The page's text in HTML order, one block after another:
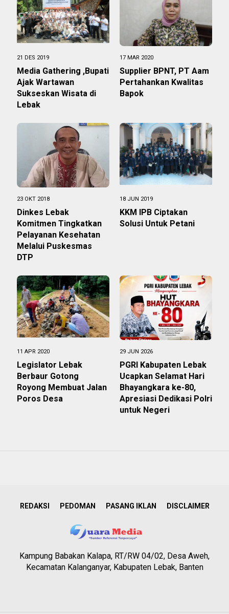
21 DES 2019
Media Gathering ,Bupati
Ajak Wartawan
Sukseskan Wisata di
Lebak
17 MAR 2020
Supplier BPNT, PT Aam
Pertahankan Kwalitas
Bapok
23 OKT 2018
Dinkes Lebak
Komitmen Tingkatkan
Pelayanan Kesehatan
Melalui Puskesmas
DTP
18 JUN 2019
KKM IPB Ciptakan
Solusi Untuk Petani
11 APR 2020
Legislator Lebak
Berbaur Gotong
Royong Membuat Jalan
Poros Desa
29 JUN 2026
PGRI Kabupaten Lebak
Ucapkan Selamat Hari
Bhayangkara ke-80,
Apresiasi Dedikasi Polri
untuk Negeri
REDAKSI PEDOMAN PASANG IKLAN DISCLAIMER
Kampung Babakan Kalapa, RT/RW 04/02, Desa Aweh,
Kecamatan Kalanganyar, Kabupaten Lebak, Banten